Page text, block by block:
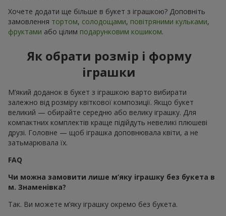
Хочете додати ще більше в букет з іграшкою? Доповніть
замовлення тортом, солодощами, повітряними кульками,
фруктами або цілим подарунковим кошиком.
Як обрати розмір і форму
іграшки
М’який доданок в букет з іграшкою варто вибирати
залежно від розміру квіткової композиції. Якщо букет
великий — обирайте середню або велику іграшку. Для
компактних комплектів краще підійдуть невеликі плюшеві
друзі. Головне — щоб іграшка доповнювала квіти, а не
затьмарювала їх.
FAQ
Чи можна замовити лише м’яку іграшку без букета в
м. Знаменівка?
Так. Ви можете м’яку іграшку окремо без букета.